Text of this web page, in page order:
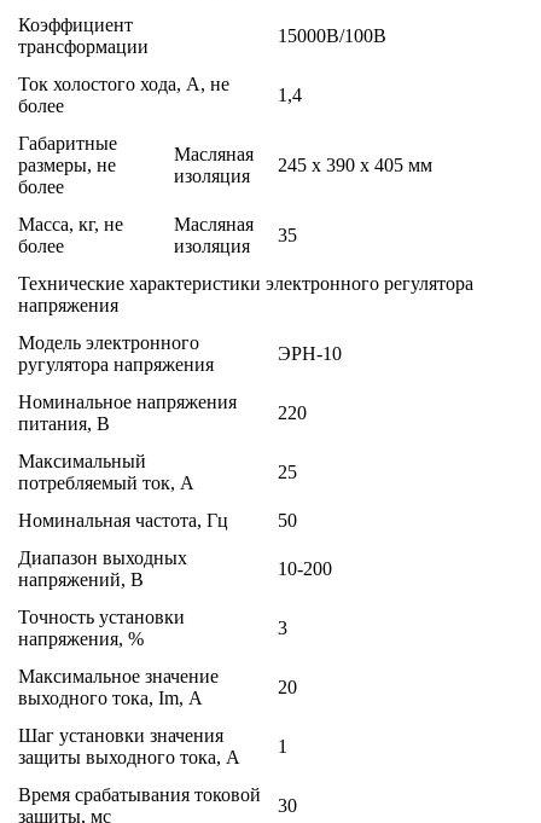
Коэффициент
трансформации
15000В/100В
Ток холостого хода, А, не
более
1,4
Габаритные
размеры, не
более
Масляная
изоляция
245 х 390 х 405 мм
Масса, кг, не
более
Масляная
изоляция
35
Технические характеристики электронного регулятора
напряжения
Модель электронного
ругулятора напряжения
ЭРН-10
Номинальное напряжения
питания, В
220
Максимальный
потребляемый ток, А
25
Номинальная частота, Гц
50
Диапазон выходных
напряжений, В
10-200
Точность установки
напряжения, %
3
Максимальное значение
выходного тока, Im, А
20
Шаг установки значения
защиты выходного тока, А
1
Время срабатывания токовой
защиты, мс
30